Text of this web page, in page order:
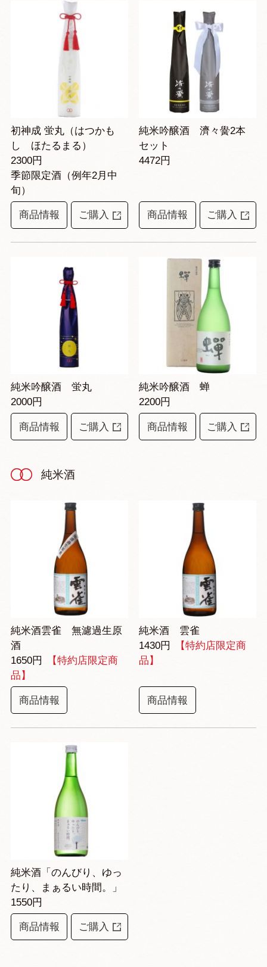
初神成 蛍丸（はつかも
し ほたるまる）
2300円
季節限定酒（例年2月中
旬）
商品情報 ご購入
純米吟醸酒 濟々黌2本
セット
4472円
商品情報 ご購入
純米吟醸酒 蛍丸
2000円
商品情報 ご購入
純米吟醸酒 蝉
2200円
商品情報 ご購入
純米酒
純米酒雲雀 無濾過生原
酒
1650円
【特約店限定商
品】
商品情報
純米酒 雲雀
1430円
【特約店限定商
品】
商品情報
純米酒「のんびり、ゆっ
たり、まぁるい時間。」
1550円
商品情報 ご購入